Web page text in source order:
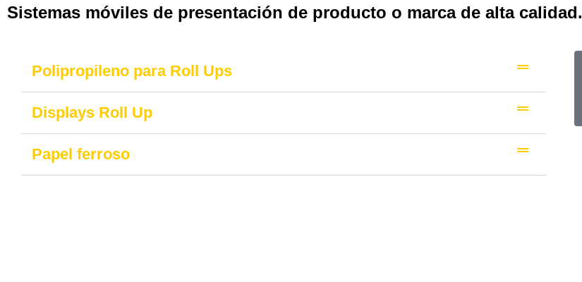
Sistemas móviles de presentación de producto o marca de alta calidad.
Polipropileno para Roll Ups
Displays Roll Up
Papel ferroso